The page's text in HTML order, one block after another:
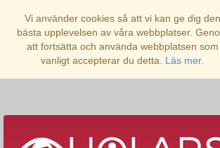
Vi använder cookies så att vi kan ge dig den
bästa upplevelsen av våra webbplatser.
att fortsätta och använda webbplatsen som
vanligt accepterar du detta. Läs mer.